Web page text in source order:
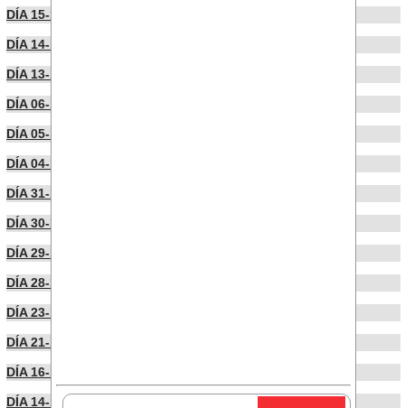
DÍA 15-11-2024
DÍA 14-11-2024
DÍA 13-11-2024
DÍA 06-11-2024
DÍA 05-11-2024
DÍA 04-11-2024
DÍA 31-10-2024
DÍA 30-10-2024
DÍA 29-10-2024
DÍA 28-10-2024
DÍA 23-10-2024
DÍA 21-10-2024
DÍA 16-10-2024
DÍA 14-10-2024